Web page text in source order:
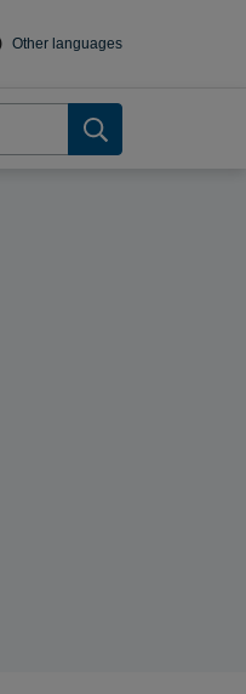
Other languages